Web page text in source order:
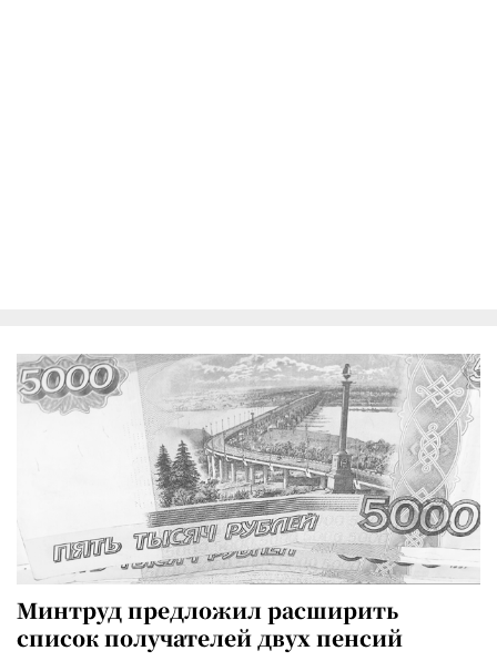
Минтруд предложил расширить
список получателей двух пенсий